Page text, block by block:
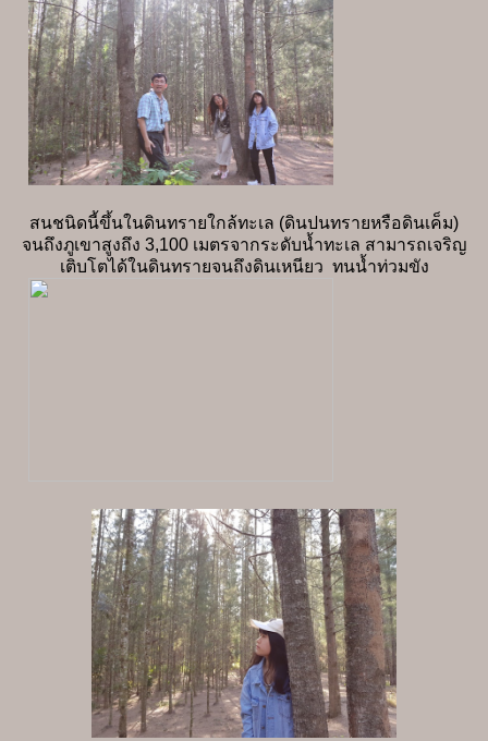
สนชนิดนี้ขึ้นในดินทรายใกล้ทะเล (ดินปนทรายหรือดินเค็ม)
จนถึงภูเขาสูงถึง 3,100 เมตรจากระดับน้ำทะเล สามารถเจริญ
เติบโตได้ในดินทรายจนถึงดินเหนียว ทนน้ำท่วมขัง